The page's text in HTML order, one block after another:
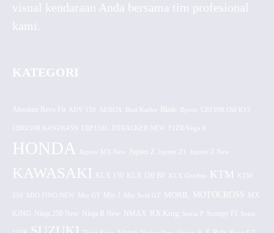
visual kendaraan Anda bersama tim profesional
kami.
KATEGORI
Absolute Revo Fit ADV 150 AEROX CB150R Old K15
CBR150R K45G/K45N CRF150L DTRACKER NEW F1ZR/Vega R
HONDA Jupiter MX New Jupiter Z Jupiter Z1 Jupiter Z New
KAWASAKI KLX 150 KLX 150 BF KLX Gordon KTM KTM
250 MIO FINO NEW Mio GT Mio J Mio Soul GT MOBIL MOTOCROSS MX
KING Ninja 250 New Ninja R New NMAX RX King Satria F Scoopy FI Sonic